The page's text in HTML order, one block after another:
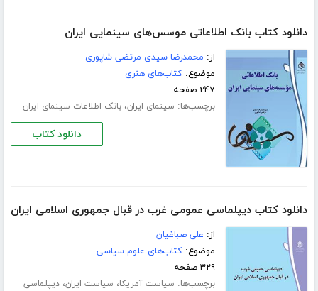
دانلود کتاب بانک اطلاعاتی موسس‌های سینمایی ایران
از: محمدرضا سیدی-مرتضی شاپوری
موضوع:کتاب‌های هنری
۲۴۷ صفحه
برچسب‌ها: سینمای ایران،بانک اطلاعات سینمای ایران
دانلود کتاب
دانلود کتاب دیپلماسی عمومی غرب در قبال جمهوری اسلامی ایران
از: علی صباغیان
موضوع:کتاب‌های علوم سیاسی
۳۲۹ صفحه
برچسب‌ها: سیاست آمریکا، سیاست ایران،دیپلماسی